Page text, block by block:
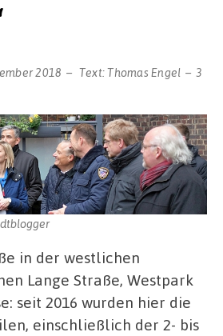
2018 Text:Thomas Engel
3
in der westlichen
Lange Straße, Westpark
seit 2016 wurden hier die
einschließlich der 2- bis